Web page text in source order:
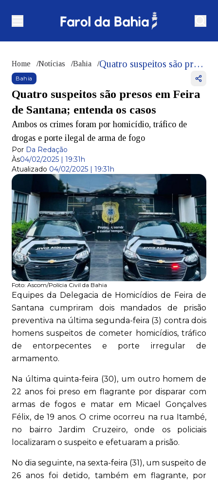
Home /Notícias /Bahia / Quatro suspeitos são presos em Feira de Santana; entenda os casos
Bahia
Quatro suspeitos são presos em Feira
de Santana; entenda os casos
Ambos os crimes foram por homicídio, tráfico de
drogas e porte ilegal de arma de fogo
Por Da Redação
Às04/02/2025 | 19:31h
Atualizado 04/02/2025 | 19:31h
Foto: Ascom/Polícia Civil da Bahia
Equipes da Delegacia de Homicídios de Feira de
Santana cumpriram dois mandados de prisão
preventiva na última segunda-feira (3) contra dois
homens suspeitos de cometer homicídios, tráfico
de entorpecentes e porte irregular de
armamento.
Na última quinta-feira (30), um outro homem de
22 anos foi preso em flagrante por disparar com
armas de fogos e matar em Micael Gonçalves
Félix, de 19 anos. O crime ocorreu na rua Itambé,
no bairro Jardim Cruzeiro, onde os policiais
localizaram o suspeito e efetuaram a prisão.
No dia seguinte, na sexta-feira (31), um suspeito de
26 anos foi detido, também em flagrante, por